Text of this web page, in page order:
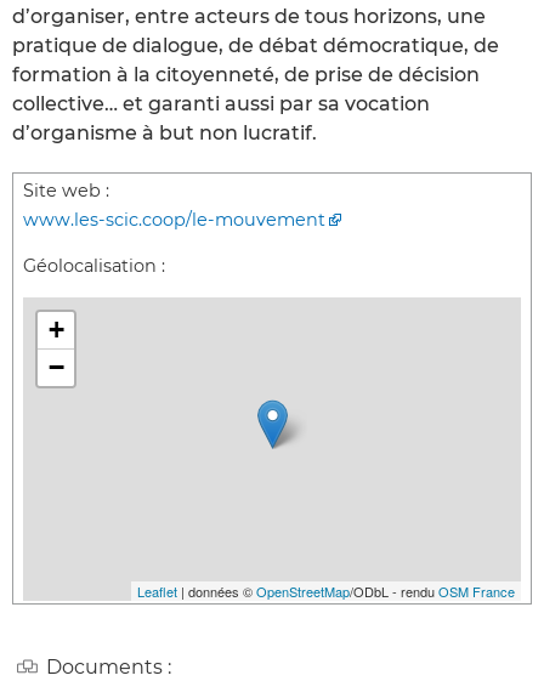
d’organiser, entre acteurs de tous horizons, une
pratique de dialogue, de débat démocratique, de
formation à la citoyenneté, de prise de décision
collective… et garanti aussi par sa vocation
d’organisme à but non lucratif.
Site web :
www.les-scic.coop/le-mouvement
Géolocalisation :
+
−
Leaflet | données ©OpenStreetMap/ODbL - renduOSM France
Documents :